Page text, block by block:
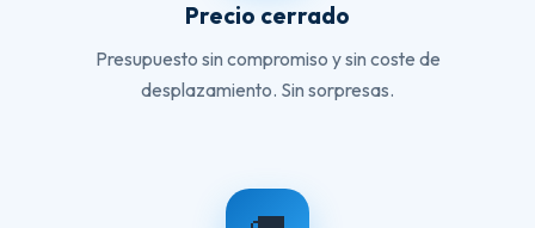
Precio cerrado
Presupuesto sin compromiso y sin coste de
desplazamiento. Sin sorpresas.